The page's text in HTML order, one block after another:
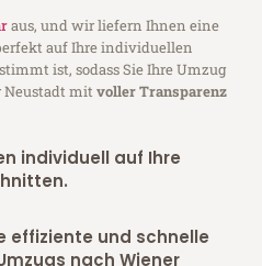
aus, und wir liefern Ihnen eine
auf Ihre individuellen
ist, sodass Sie Ihre Umzug
Neustadt mitvoller Transparenz
individuell auf Ihre
effiziente und schnelle
nach Wiener